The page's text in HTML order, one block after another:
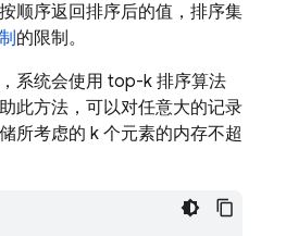
顺序返回排序后的值，排序集
的限制。
系统会使用 top-k 排序算法
此方法，可以对任意大的记录
所考虑的 k 个元素的内存不超